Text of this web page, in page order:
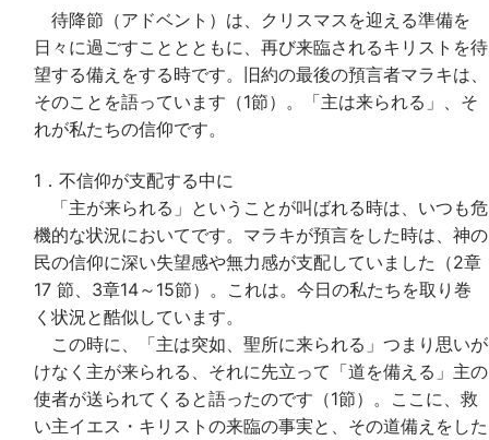
待降節（アドベント）は、クリスマスを迎える準備を
日々に過ごすこととともに、再び来臨されるキリストを待
望する備えをする時です。旧約の最後の預言者マラキは、
そのことを語っています（1節）。「主は来られる」、そ
れが私たちの信仰です。
1．不信仰が支配する中に
「主が来られる」ということが叫ばれる時は、いつも危
機的な状況においてです。マラキが預言をした時は、神の
民の信仰に深い失望感や無力感が支配していました（2章
17 節、3章14～15節）。これは。今日の私たちを取り巻
く状況と酷似しています。
この時に、「主は突如、聖所に来られる」つまり思いが
けなく主が来られる、それに先立って「道を備える」主の
使者が送られてくると語ったのです（1節）。ここに、救
い主イエス・キリストの来臨の事実と、その道備えをした